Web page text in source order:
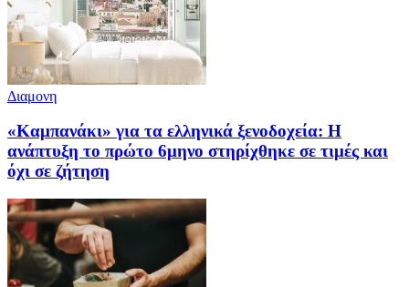
Διαμονη
«Καμπανάκι» για τα ελληνικά ξενοδοχεία: Η
ανάπτυξη το πρώτο 6μηνο στηρίχθηκε σε τιμές και
όχι σε ζήτηση